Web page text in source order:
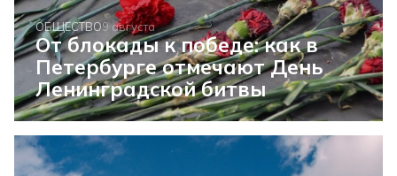
ОБЩЕСТВО9 августа
От блокады к победе: как в
Петербурге отмечают День
Ленинградской битвы